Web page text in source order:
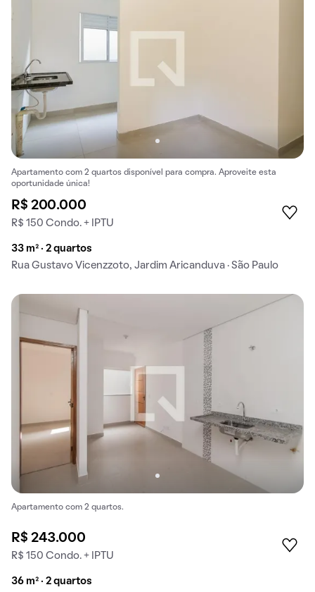
Apartamento com 2 quartos disponível para compra. Aproveite esta
oportunidade única!
R$ 200.000
R$ 150 Condo. + IPTU
33 m² · 2 quartos
Rua Gustavo Vicenzzoto, Jardim Aricanduva · São Paulo
Apartamento com 2 quartos.
R$ 243.000
R$ 150 Condo. + IPTU
36 m² · 2 quartos